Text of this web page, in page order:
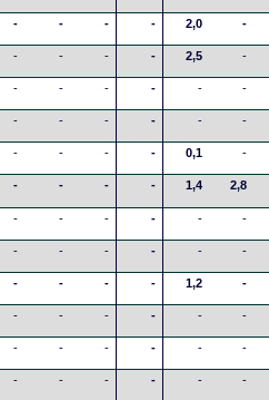
- - - - 2,0 -
- - - - 2,5 -
- - - - - -
- - - - - -
- - - - 0,1 -
- - - - 1,4 2,8
- - - - - -
- - - - - -
- - - - 1,2 -
- - - - - -
- - - - - -
- - - - - -